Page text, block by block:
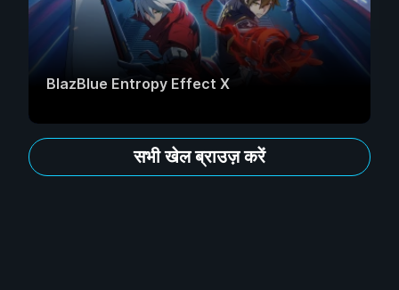
BlazBlue Entropy Effect X
सभी खेल ब्राउज़ करें